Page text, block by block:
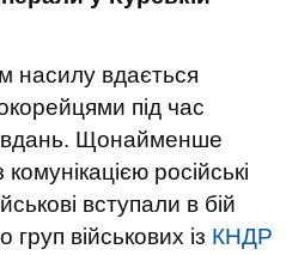
насилу вдається
під час
Щонайменше
російські
вступали в бій
військових із КНДР